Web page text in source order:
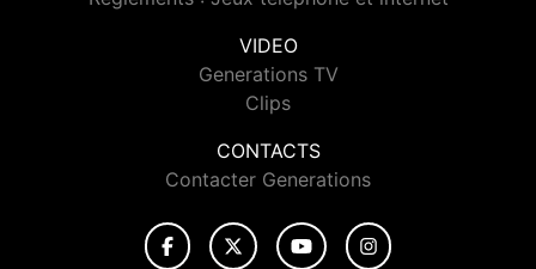
VIDEO
Generations TV
Clips
CONTACTS
Contacter Generations